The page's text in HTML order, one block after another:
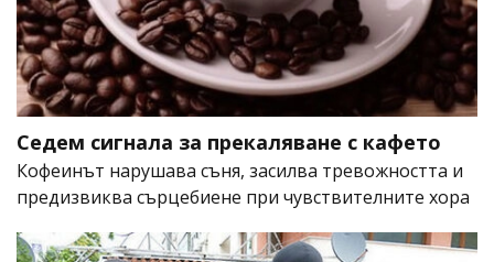
Седем сигнала за прекаляване с кафето
Кофеинът нарушава съня, засилва тревожността и
предизвиква сърцебиене при чувствителните хора